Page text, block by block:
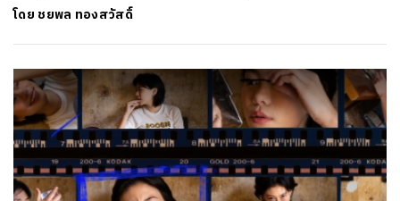
โดย ชยพล ทองสวัสดิ์